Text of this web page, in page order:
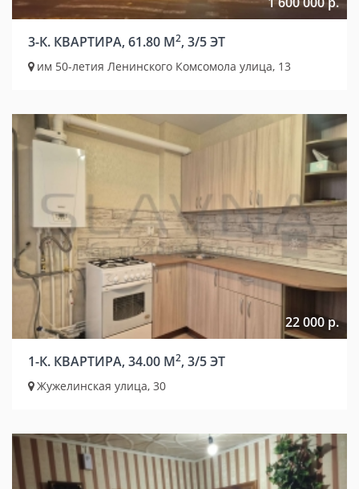
3-К. КВАРТИРА, 61.80 М2, 3/5 ЭТ
им 50-летия Ленинского Комсомола улица, 13
22 000 р.
1-К. КВАРТИРА, 34.00 М2, 3/5 ЭТ
Жужелинская улица, 30